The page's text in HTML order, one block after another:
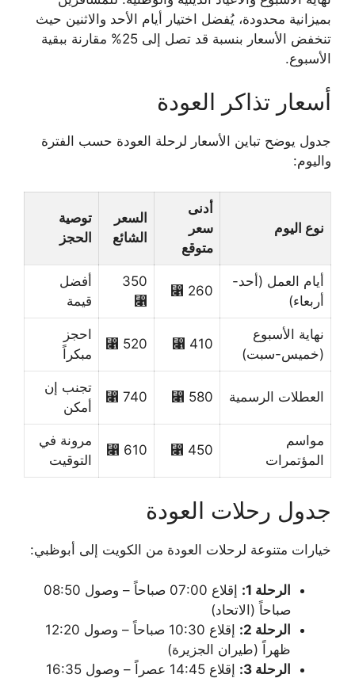
بميزانية محدودة، يُفضل اختيار أيام الأحد والاثنين حيث
تنخفض الأسعار بنسبة قد تصل إلى 25% مقارنة ببقية
الأسبوع.
أسعار تذاكر العودة
جدول يوضح تباين الأسعار لرحلة العودة حسب الفترة
واليوم:
نوع اليوم
أدنى
سعر
متوقع
السعر
الشائع
توصية
الحجز
أيام العمل (أحد-
أربعاء)
260 ⃁
350
⃁
أفضل
قيمة
نهاية الأسبوع
(خميس-سبت)
410 ⃁
520 ⃁
احجز
مبكراً
العطلات الرسمية 580 ⃁
740 ⃁
تجنب إن
أمكن
مواسم
المؤتمرات
450 ⃁
610 ⃁
مرونة في
التوقيت
جدول رحلات العودة
خيارات متنوعة لرحلات العودة من الكويت إلى أبوظبي:
الرحلة 1:
إقلاع 07:00 صباحاً – وصول 08:50
صباحاً (الاتحاد)
الرحلة 2:
إقلاع 10:30 صباحاً – وصول 12:20
ظهراً (طيران الجزيرة)
الرحلة 3:
إقلاع 14:45 عصراً – وصول 16:35